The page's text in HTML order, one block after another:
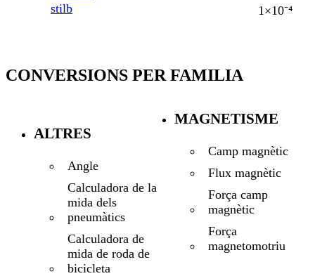
stilb
1×10⁻⁴
CONVERSIONS PER FAMILIA
ALTRES
Angle
Calculadora de la
mida dels
pneumàtics
Calculadora de
mida de roda de
bicicleta
MAGNETISME
Camp magnètic
Flux magnètic
Força camp
magnètic
Força
magnetomotriu